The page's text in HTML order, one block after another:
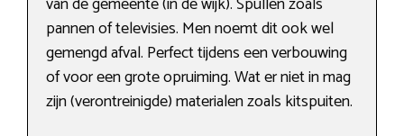
pannen of televisies. Men noemt dit ook wel
gemengd afval. Perfect tijdens een verbouwing
of voor een grote opruiming. Wat er niet in mag
zijn (verontreinigde) materialen zoals kitspuiten.